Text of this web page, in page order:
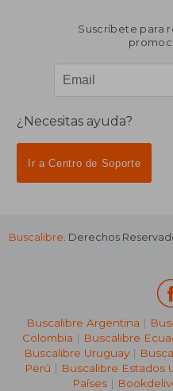
Suscríbete para
¿Necesitas ayuda?
Ir a Centro de Soporte
Buscalibre. Derechos
Buscalibre Argentina |
Colombia | Buscalibre
Buscalibre Uruguay|
Perú | Buscalibre Estados
Países |